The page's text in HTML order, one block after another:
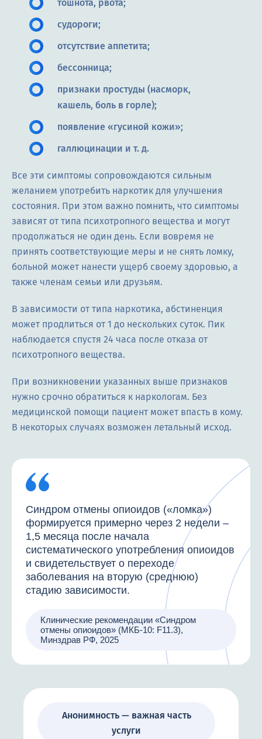
тошнота, рвота;
судороги;
отсутствие аппетита;
бессонница;
признаки простуды (насморк,
кашель, боль в горле);
появление «гусиной кожи»;
галлюцинации и т. д.
Все эти симптомы сопровождаются сильным
желанием употребить наркотик для улучшения
состояния. При этом важно помнить, что симптомы
зависят от типа психотропного вещества и могут
продолжаться не один день. Если вовремя не
принять соответствующие меры и не снять ломку,
больной может нанести ущерб своему здоровью, а
также членам семьи или друзьям.
В зависимости от типа наркотика, абстиненция
может продлиться от 1 до нескольких суток. Пик
наблюдается спустя 24 часа после отказа от
психотропного вещества.
При возникновении указанных выше признаков
нужно срочно обратиться к наркологам. Без
медицинской помощи пациент может впасть в кому.
В некоторых случаях возможен летальный исход.
Синдром отмены опиоидов («ломка»)
формируется примерно через 2 недели –
1,5 месяца после начала
систематического употребления опиоидов
и свидетельствует о переходе
заболевания на вторую (среднюю)
стадию зависимости.
Клинические рекомендации «Синдром
отмены опиоидов» (МКБ-10: F11.3),
Минздрав РФ, 2025
Анонимность — важная часть
услуги